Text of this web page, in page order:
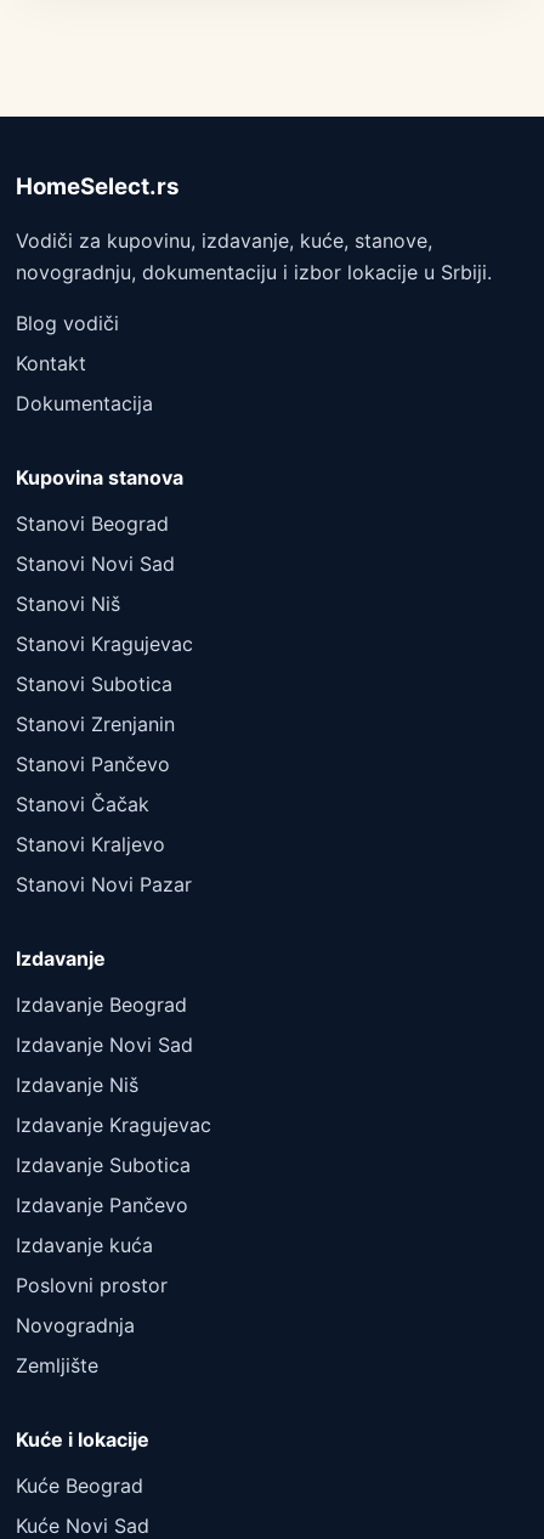
HomeSelect.rs
Vodiči za kupovinu, izdavanje, kuće, stanove,
novogradnju, dokumentaciju i izbor lokacije u Srbiji.
Blog vodiči
Kontakt
Dokumentacija
Kupovina stanova
Stanovi Beograd
Stanovi Novi Sad
Stanovi Niš
Stanovi Kragujevac
Stanovi Subotica
Stanovi Zrenjanin
Stanovi Pančevo
Stanovi Čačak
Stanovi Kraljevo
Stanovi Novi Pazar
Izdavanje
Izdavanje Beograd
Izdavanje Novi Sad
Izdavanje Niš
Izdavanje Kragujevac
Izdavanje Subotica
Izdavanje Pančevo
Izdavanje kuća
Poslovni prostor
Novogradnja
Zemljište
Kuće i lokacije
Kuće Beograd
Kuće Novi Sad